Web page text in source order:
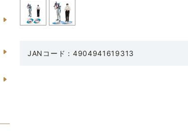
JANコード：4904941619313